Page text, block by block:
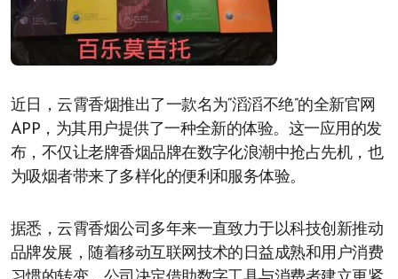
近日，云霄香烟推出了一款名为“滔滔不绝”的全新官网
APP，为其用户提供了一种全新的体验。这一应用的发
布，不仅让老牌香烟品牌在数字化浪潮中抢占先机，也
为吸烟者带来了多样化的便利和服务体验。
据悉，云霄香烟公司多年来一直致力于以科技创新推动
品牌发展，随着移动互联网技术的日益成熟和用户消费